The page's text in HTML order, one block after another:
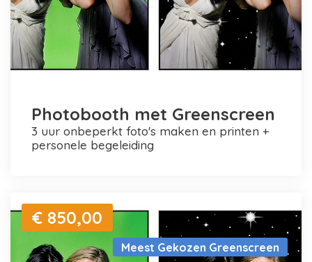
Photobooth met Greenscreen
3 uur onbeperkt foto's maken en printen +
personele begeleiding
Meest Gekozen Greenscreen
€ 850,00